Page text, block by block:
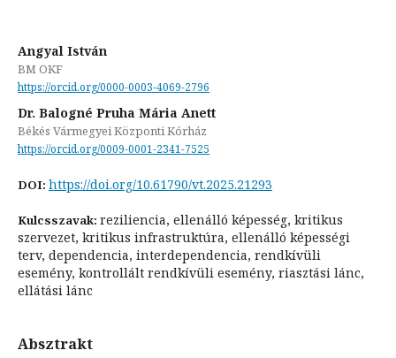
Angyal István
BM OKF
https://orcid.org/0000-0003-4069-2796
Dr. Balogné Pruha Mária Anett
Békés Vármegyei Központi Kórház
https://orcid.org/0009-0001-2341-7525
DOI: https://doi.org/10.61790/vt.2025.21293
Kulcsszavak: reziliencia, ellenálló képesség, kritikus
szervezet, kritikus infrastruktúra, ellenálló képességi
terv, dependencia, interdependencia, rendkívüli
esemény, kontrollált rendkívüli esemény, riasztási lánc,
ellátási lánc
Absztrakt